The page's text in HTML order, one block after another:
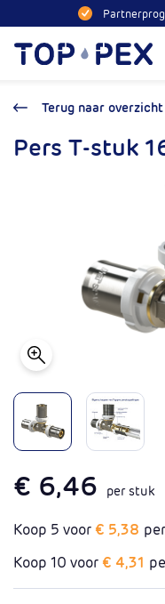
Naar inhoud
Toppex
Terug naar overzicht
Pers T-stuk
€ 6,46 per stuk
Koop 5 voor€ 5,38
Koop 10 voor€ 4,31